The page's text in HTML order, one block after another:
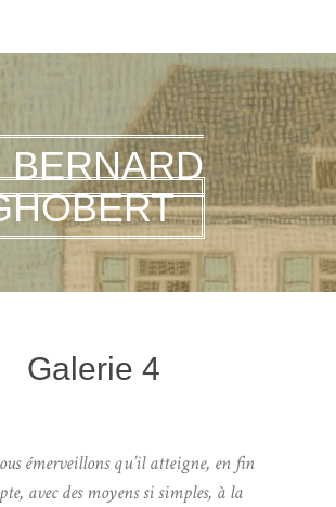
BERNARD
Galerie 4
émerveillons qu’il atteigne, en fin
avec des moyens si simples, à la